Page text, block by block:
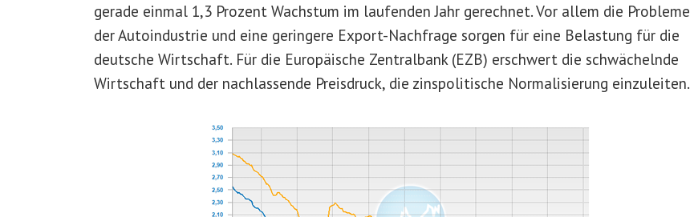
gerade einmal 1,3 Prozent Wachstum im laufenden Jahr gerechnet. Vor allem die Probleme
der Autoindustrie und eine geringere Export-Nachfrage sorgen für eine Belastung für die
deutsche Wirtschaft. Für die Europäische Zentralbank (EZB) erschwert die schwächelnde
Wirtschaft und der nachlassende Preisdruck, die zinspolitische Normalisierung einzuleiten.